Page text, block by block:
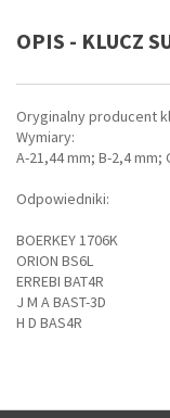
OPIS - KLUCZ
Oryginalny producent
Wymiary:
A-21,44 mm; B-2,4 mm;
Odpowiedniki:
BOERKEY 1706K
ORION BS6L
ERREBI BAT4R
J M A BAST-3D
H D BAS4R